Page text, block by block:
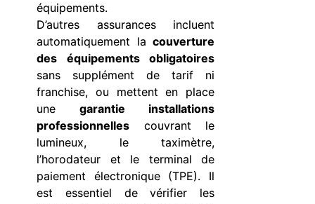
équipements.
D’autres assurances incluent
automatiquement la couverture
des équipements obligatoires
sans supplément de tarif ni
franchise, ou mettent en place
une garantie installations
professionnelles couvrant le
lumineux, le taximètre,
l’horodateur et le terminal de
paiement électronique (TPE). Il
est essentiel de vérifier les